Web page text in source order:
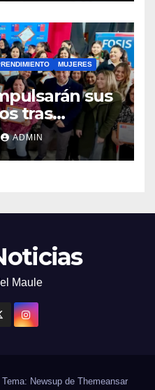
MUJERES
sus
tras
al FOSIS
ADMIN
Maule
Tema: Newsup de Themeansar